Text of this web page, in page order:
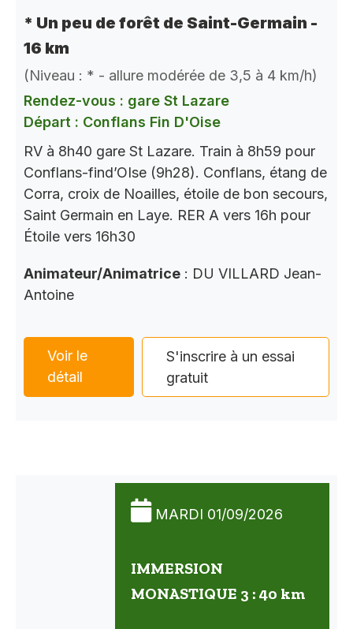
* Un peu de forêt de Saint-Germain -
16 km
(Niveau : * - allure modérée de 3,5 à 4 km/h)
Rendez-vous : gare St Lazare
Départ : Conflans Fin D'Oise
RV à 8h40 gare St Lazare. Train à 8h59 pour
Conflans-find’OIse (9h28). Conflans, étang de
Corra, croix de Noailles, étoile de bon secours,
Saint Germain en Laye. RER A vers 16h pour
Étoile vers 16h30
Animateur/Animatrice : DU VILLARD Jean-
Antoine
Voir le
détail
S'inscrire à un essai
gratuit
MARDI 01/09/2026
IMMERSION
MONASTIQUE 3 : 40 km